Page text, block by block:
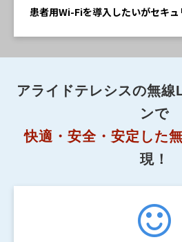
患者用Wi-Fiを導入したいがセキュ
アライドテレシスの無線
ンで
快適・安全・安定した
現！